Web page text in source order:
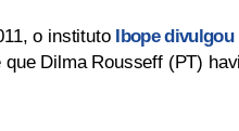
o instituto Ibope divulgou
que Dilma Rousseff (PT)